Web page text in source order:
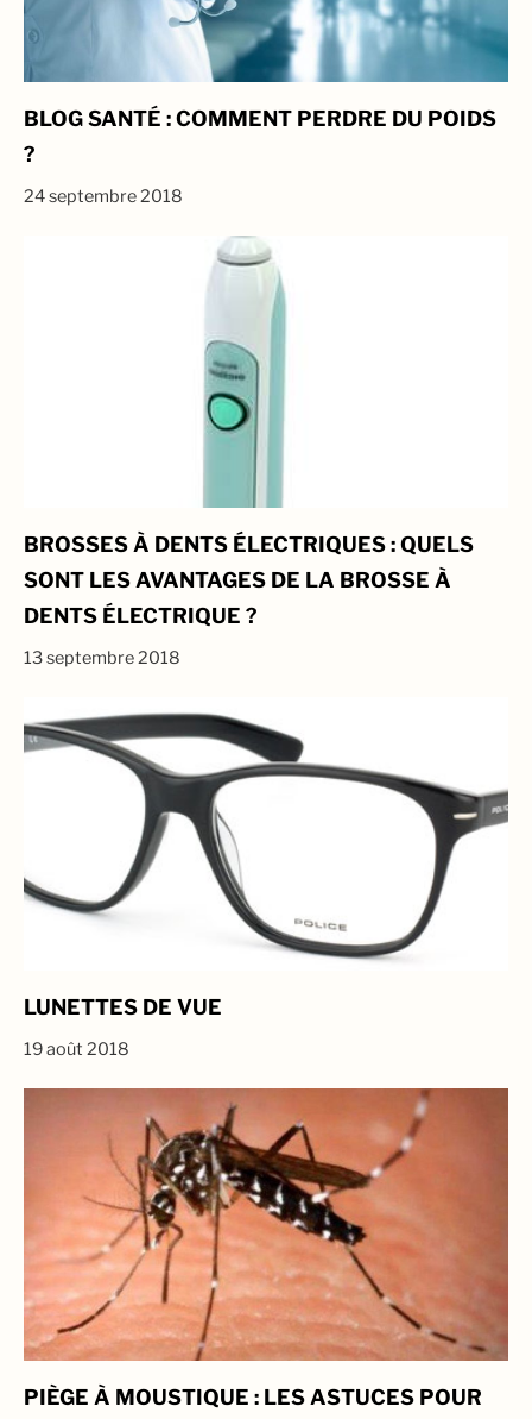
BLOG SANTÉ : COMMENT PERDRE DU POIDS
?
24 septembre 2018
BROSSES À DENTS ÉLECTRIQUES : QUELS
SONT LES AVANTAGES DE LA BROSSE À
DENTS ÉLECTRIQUE ?
13 septembre 2018
LUNETTES DE VUE
19 août 2018
PIÈGE À MOUSTIQUE : LES ASTUCES POUR